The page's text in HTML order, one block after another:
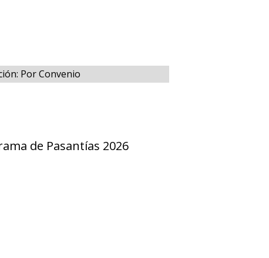
Por Convenio
de Pasantías 2026